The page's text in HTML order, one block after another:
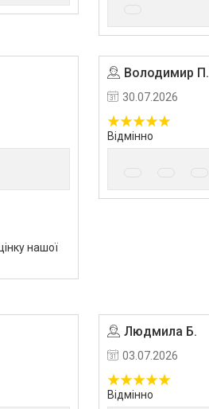
нашої
Володимир П.
30.07.2026
Відмінно
Людмила Б.
03.07.2026
Відмінно